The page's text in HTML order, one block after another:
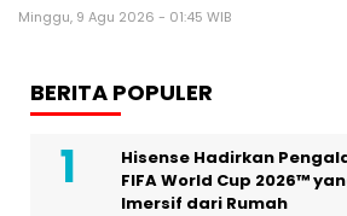
Minggu, 9 Agu 2026 - 01:45 WIB
BERITA POPULER
Hisense Hadirkan
FIFA World Cup 2026™
Imersif dari Rumah